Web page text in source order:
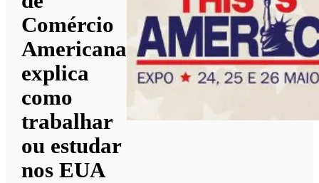
Comércio
Americana
explica
como
trabalhar
ou estudar
nos EUA